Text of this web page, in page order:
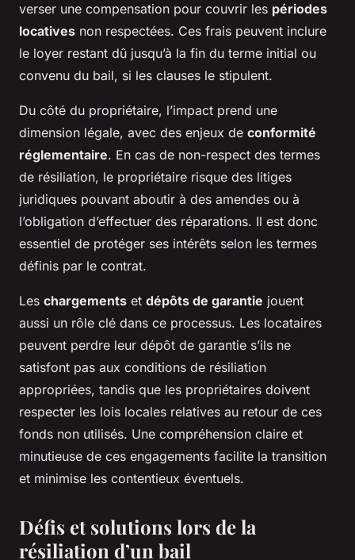
verser une compensation pour couvrir les périodes
locatives non respectées. Ces frais peuvent inclure
le loyer restant dû jusqu’à la fin du terme initial ou
convenu du bail, si les clauses le stipulent.
Du côté du propriétaire, l’impact prend une
dimension légale, avec des enjeux de conformité
réglementaire. En cas de non-respect des termes
de résiliation, le propriétaire risque des litiges
juridiques pouvant aboutir à des amendes ou à
l’obligation d’effectuer des réparations. Il est donc
essentiel de protéger ses intérêts selon les termes
définis par le contrat.
Les chargements et dépôts de garantie jouent
aussi un rôle clé dans ce processus. Les locataires
peuvent perdre leur dépôt de garantie s’ils ne
satisfont pas aux conditions de résiliation
appropriées, tandis que les propriétaires doivent
respecter les lois locales relatives au retour de ces
fonds non utilisés. Une compréhension claire et
minutieuse de ces engagements facilite la transition
et minimise les contentieux éventuels.
Défis et solutions lors de la
résiliation d’un bail